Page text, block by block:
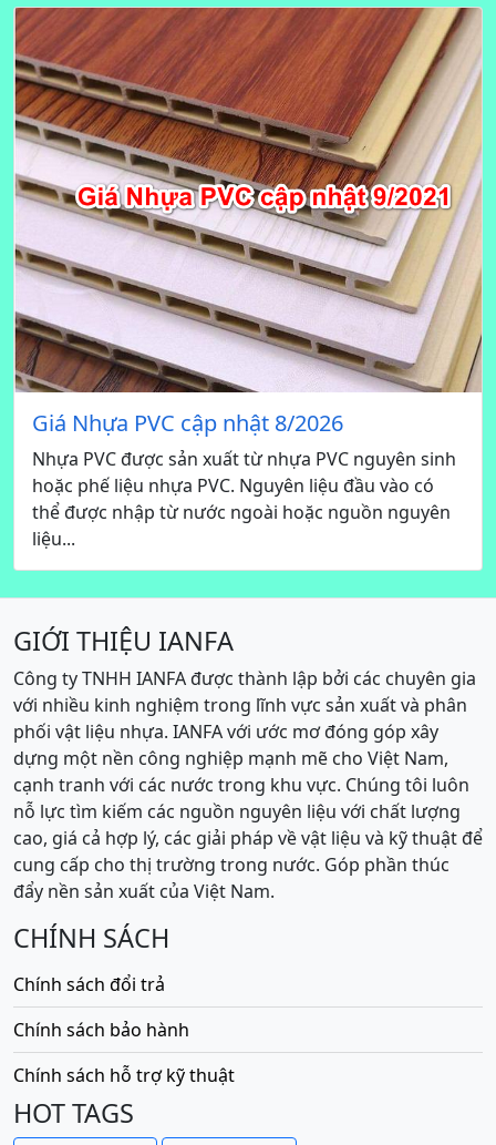
Giá Nhựa PVC cập nhật 8/2026
Nhựa PVC được sản xuất từ nhựa PVC nguyên sinh
hoặc phế liệu nhựa PVC. Nguyên liệu đầu vào có
thể được nhập từ nước ngoài hoặc nguồn nguyên
liệu...
GIỚI THIỆU IANFA
Công ty TNHH IANFA được thành lập bởi các chuyên gia
với nhiều kinh nghiệm trong lĩnh vực sản xuất và phân
phối vật liệu nhựa. IANFA với ước mơ đóng góp xây
dựng một nền công nghiệp mạnh mẽ cho Việt Nam,
cạnh tranh với các nước trong khu vực. Chúng tôi luôn
nỗ lực tìm kiếm các nguồn nguyên liệu với chất lượng
cao, giá cả hợp lý, các giải pháp về vật liệu và kỹ thuật để
cung cấp cho thị trường trong nước. Góp phần thúc
đẩy nền sản xuất của Việt Nam.
CHÍNH SÁCH
Chính sách đổi trả
Chính sách bảo hành
Chính sách hỗ trợ kỹ thuật
HOT TAGS